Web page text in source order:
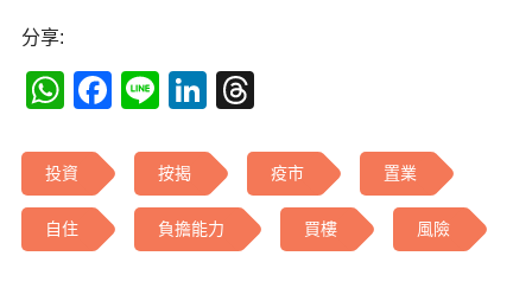
分享:
WhatsApp
Facebook
LineLinkedIn
投資 按揭 疫市 置業
自住 負擔能力 買樓 風險